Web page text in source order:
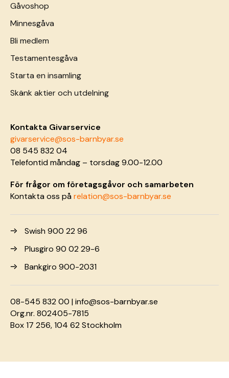
Gåvoshop
Minnesgåva
Bli medlem
Testamentesgåva
Starta en insamling
Skänk aktier och utdelning
Kontakta Givarservice
givarservice@sos-barnbyar.se
08 545 832 04
Telefontid måndag – torsdag 9.00-12.00
För frågor om företagsgåvor och samarbeten
Kontakta oss pårelation@sos-barnbyar.se
Swish 900 22 96
Plusgiro 90 02 29-6
Bankgiro 900-2031
08-545 832 00 |info@sos-barnbyar.se
Org.nr. 802405-7815
Box 17 256, 104 62 Stockholm